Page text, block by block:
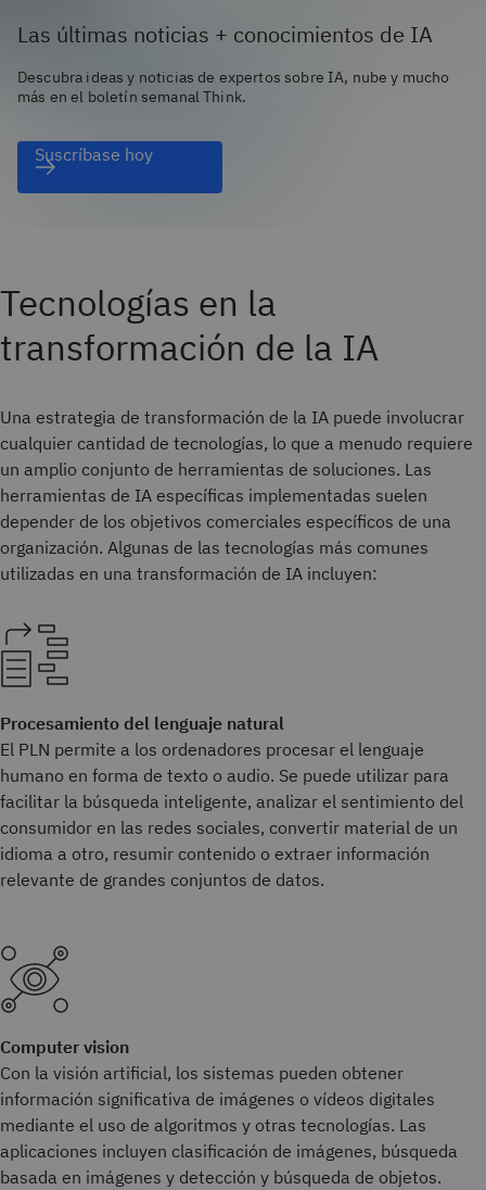
Las últimas noticias + conocimientos de IA
Descubra ideas y noticias de expertos sobre IA, nube y mucho
más en el boletín semanal Think.
Suscríbase hoy
Tecnologías en la
transformación de la IA
Una estrategia de transformación de la IA puede involucrar
cualquier cantidad de tecnologías, lo que a menudo requiere
un amplio conjunto de herramientas de soluciones. Las
herramientas de IA específicas implementadas suelen
depender de los objetivos comerciales específicos de una
organización. Algunas de las tecnologías más comunes
utilizadas en una transformación de IA incluyen:
Procesamiento del lenguaje natural
El PLN permite a los ordenadores procesar el lenguaje
humano en forma de texto o audio. Se puede utilizar para
facilitar la búsqueda inteligente, analizar el sentimiento del
consumidor en las redes sociales, convertir material de un
idioma a otro, resumir contenido o extraer información
relevante de grandes conjuntos de datos.
Computer vision
Con la visión artificial, los sistemas pueden obtener
información significativa de imágenes o vídeos digitales
mediante el uso de algoritmos y otras tecnologías. Las
aplicaciones incluyen clasificación de imágenes, búsqueda
basada en imágenes y detección y búsqueda de objetos.